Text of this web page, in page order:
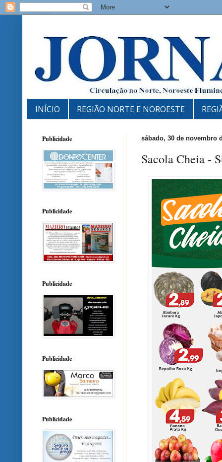
INÍCIO REGIÃO NORTE E NOROESTE
sábado, 30 de novembro
Sacola Cheia -
Publicidade
Publicidade
Publicidade
Publicidade
Publicidade